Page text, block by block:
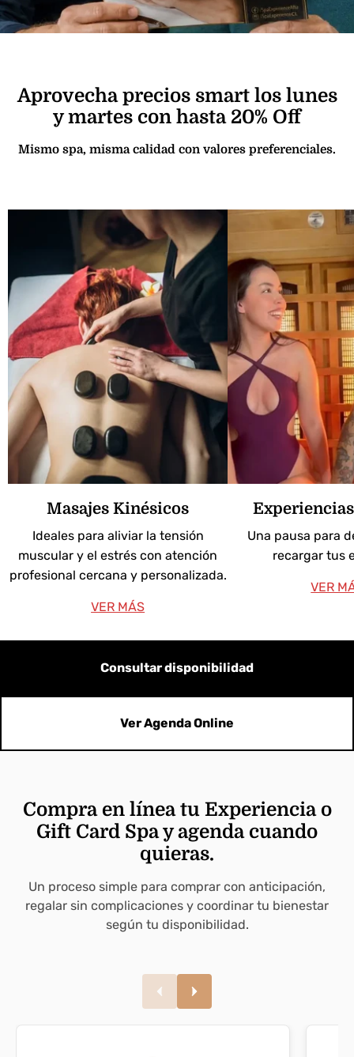
Aprovecha precios smart los lunes
y martes con hasta 20% Off
Mismo spa, misma calidad con valores preferenciales.
Masajes Kinésicos
Ideales para aliviar la tensión
muscular y el estrés con atención
profesional cercana y personalizada.
VER MÁS
Una pausa para
recargar tus
VER
Consultar disponibilidad
Ver Agenda Online
Compra en línea tu Experiencia o
Gift Card Spa y agenda cuando
quieras.
Un proceso simple para comprar con anticipación,
regalar sin complicaciones y coordinar tu bienestar
según tu disponibilidad.